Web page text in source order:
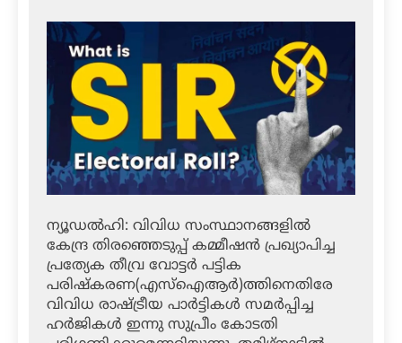
ന്യൂഡല്‍ഹി: വിവിധ സംസ്ഥാനങ്ങളില്‍
കേന്ദ്ര തിരഞ്ഞെടുപ്പ് കമ്മീഷന്‍ പ്രഖ്യാപിച്ച
പ്രത്യേക തീവ്ര വോട്ടര്‍ പട്ടിക
പരിഷ്‌കരണ(എസ്‌ഐആര്‍)ത്തിനെതിരേ
വിവിധ രാഷ്ട്രീയ പാര്‍ട്ടികള്‍ സമര്‍പ്പിച്ച
ഹര്‍ജികള്‍ ഇന്നു സുപ്രീം കോടതി